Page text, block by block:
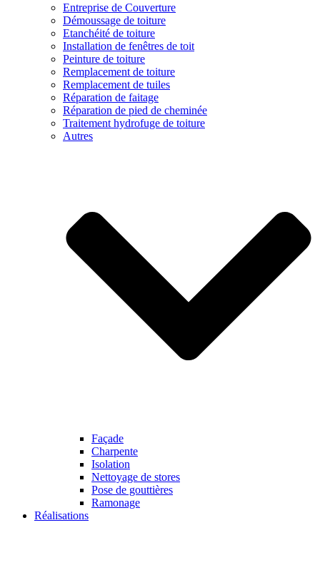
Entreprise de Couverture
Démoussage de toiture
Etanchéité de toiture
Installation de fenêtres de toit
Peinture de toiture
Remplacement de toiture
Remplacement de tuiles
Réparation de faitage
Réparation de pied de cheminée
Traitement hydrofuge de toiture
Autres
Façade
Charpente
Isolation
Nettoyage de stores
Pose de gouttières
Ramonage
Réalisations